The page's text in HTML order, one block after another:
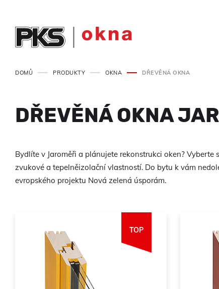
DOMŮ PRODUKTY OKNA DŘEVĚNÁ OKNA
DŘEVĚNÁ OKNA
Bydlíte v Jaroměři a plánujete rekonstrukci oken?
zvukové a tepelněizolační vlastností. Do bytu k vám
evropského projektu Nová zelená úsporám.
TOP